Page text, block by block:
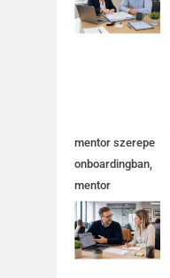
irodában
mentor szerepe
onboardingban,
mentor
magyaráz
laptopnál, új
kolléga jegyzetel